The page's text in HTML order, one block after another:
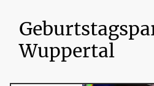
Wuppertal